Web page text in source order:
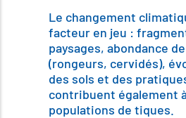
Le changement
facteur en jeu :
paysages, abondance
(rongeurs, cervidés),
des sols et des
contribuent également
populations de tiques.